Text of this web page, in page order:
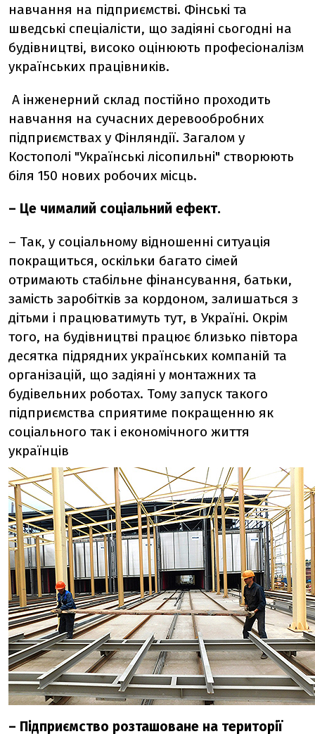
навчання на підприємстві. Фінські та
шведські спеціалісти, що задіяні сьогодні на
будівництві, високо оцінюють професіоналізм
українських працівників.
А інженерний склад постійно проходить
навчання на сучасних деревообробних
підприємствах у Фінляндії. Загалом у
Костополі "Українські лісопильні" створюють
біля 150 нових робочих місць.
– Це чималий соціальний ефект.
– Так, у соціальному відношенні ситуація
покращиться, оскільки багато сімей
отримають стабільне фінансування, батьки,
замість заробітків за кордоном, залишаться з
дітьми і працюватимуть тут, в Україні. Окрім
того, на будівництві працює близько півтора
десятка підрядних українських компаній та
організацій, що задіяні у монтажних та
будівельних роботах. Тому запуск такого
підприємства сприятиме покращенню як
соціального так і економічного життя
українців
– Підприємство розташоване на території